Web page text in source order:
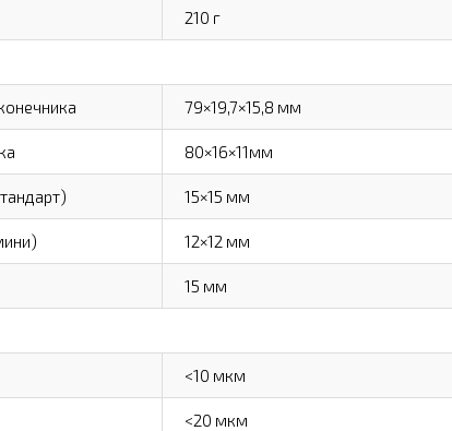
210 г
79×19,7×15,8 мм
80×16×11мм
15×15 мм
12×12 мм
15 мм
<10 мкм
<20 мкм